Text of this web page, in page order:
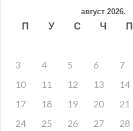
август 2026.
П У С Ч П
3
4 5 6 7
10
11 12 13 14
17
18 19 20 21
24
25 26 27 28